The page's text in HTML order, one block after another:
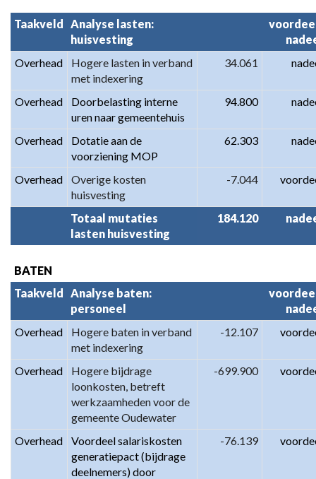
Taakveld
Analyse lasten:
huisvesting
Overhead
Hogere lasten in verband
met indexering
34.061
Overhead
Doorbelasting interne
uren naar gemeentehuis
94.800
Overhead
Dotatie aan de
voorziening MOP
62.303
Overhead
Overige kosten
huisvesting
-7.044
Totaal mutaties
lasten huisvesting
184.120
BATEN
Taakveld
Analyse baten:
personeel
Overhead
Hogere baten in verband
met indexering
-12.107
Overhead
Hogere bijdrage
loonkosten, betreft
werkzaamheden voor de
gemeente Oudewater
-699.900
Overhead
Voordeel salariskosten
generatiepact (bijdrage
deelnemers) door
-76.139